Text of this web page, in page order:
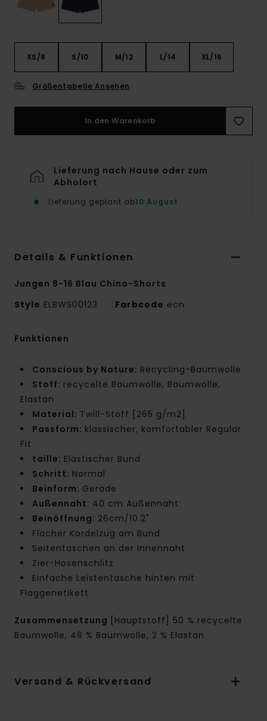
XS/8 S/10 M/12 L/14 XL/16
Größentabelle Ansehen
In den Warenkorb
Lieferung nach Hause oder zum
Abholort
Lieferung geplant ab10 August
Details & Funktionen
Jungen 8-16 Blau Chino-Shorts
Style ELBWS00123 Farbcode ecn
Funktionen
Conscious by Nature: Recycling-Baumwolle
Stoff: recycelte Baumwolle, Baumwolle,
Elastan
Material: Twill-Stoff [265 g/m2]
Passform: klassischer, komfortabler Regular
Fit
taille: Elastischer Bund
Schritt: Normal
Beinform: Gerade
Außennaht: 40 cm Außennaht
Beinöffnung: 26cm/10.2"
Flacher Kordelzug am Bund
Seitentaschen an der Innennaht
Zier-Hosenschlitz
Einfache Leistentasche hinten mit
Flaggenetikett
Zusammensetzung
[Hauptstoff] 50 % recycelte
Baumwolle, 48 % Baumwolle, 2 % Elastan
Versand & Rückversand